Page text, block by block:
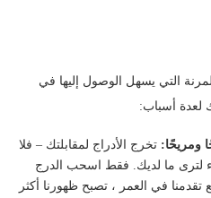
التي يسهل الوصول إليها في
لعدة أسباب:
ومريحًا: تخرج الأدراج لمقابلتك – فلا
لترى ما لديك. فقط اسحب الدرج
​​في العمر ، تصبح ظهورنا أكثر